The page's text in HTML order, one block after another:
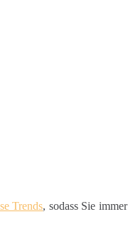
Trends, sodass Sie immer